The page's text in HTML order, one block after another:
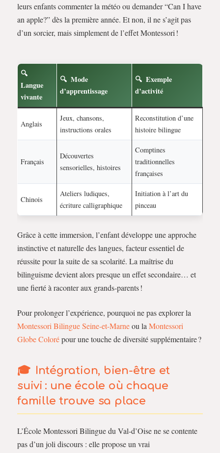
leurs enfants commenter la météo ou demander “Can I have
an apple?” dès la première année. Et non, il ne s’agit pas
d’un sorcier, mais simplement de l’effet Montessori !
Langue
vivante
Mode
d’apprentissage
Exemple
d’activité
Anglais
Jeux, chansons,
instructions orales
Reconstitution d’une
histoire bilingue
Français
Découvertes
sensorielles, histoires
Comptines
traditionnelles
françaises
Chinois
Ateliers ludiques,
écriture calligraphique
Initiation à l’art du
pinceau
Grâce à cette immersion, l’enfant développe une approche
instinctive et naturelle des langues, facteur essentiel de
réussite pour la suite de sa scolarité. La maîtrise du
bilinguisme devient alors presque un effet secondaire… et
une fierté à raconter aux grands-parents !
Pour prolonger l’expérience, pourquoi ne pas explorer la
Montessori Bilingue Seine-et-Marneou la Montessori
Globe Colorépour une touche de diversité supplémentaire ?
Intégration, bien-être et
suivi : une école où chaque
famille trouve sa place
L’École Montessori Bilingue du Val-d’Oise ne se contente
pas d’un joli discours : elle propose un vrai